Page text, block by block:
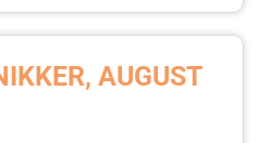
AUGUST